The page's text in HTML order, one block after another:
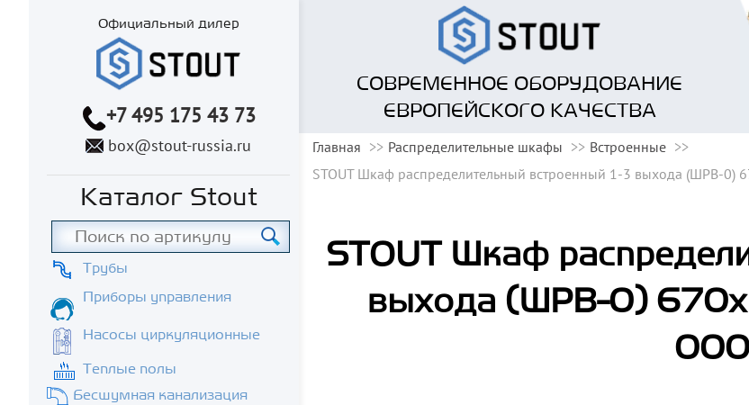
Официальный дилер
+7 495 175 43 73
box@stout-russia.ru
Каталог Stout
Трубы
Приборы управления
Насосы циркуляционные
Теплые полы
Бесшумная канализация
СОВРЕМЕННОЕ ОБОРУДОВАНИЕ
ЕВРОПЕЙСКОГО КАЧЕСТВА
Главная Распределительные шкафы
Встроенные
STOUT Шкаф распределительный встроенный 1-3 выхода (ШРВ-0)
STOUT Шкаф
выхода (ШРВ-0)